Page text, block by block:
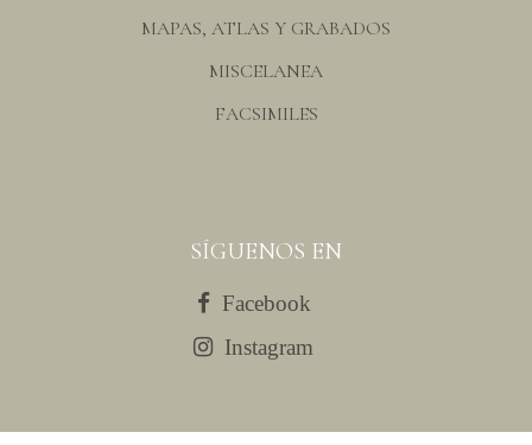
MAPAS, ATLAS Y GRABADOS
MISCELANEA
FACSIMILES
SÍGUENOS EN
Facebook
Instagram